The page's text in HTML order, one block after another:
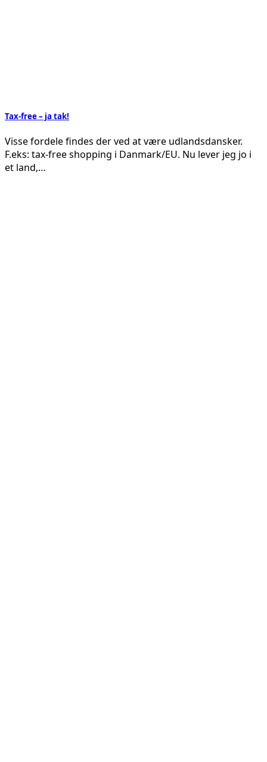
Tax-free – ja tak!
Visse fordele findes der ved at være udlandsdansker.
F.eks: tax-free shopping i Danmark/EU. Nu lever jeg jo i
et land,…